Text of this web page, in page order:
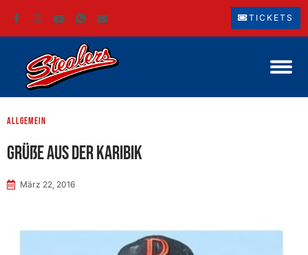
TICKETS
Allgemein
Grüße aus der Karibik
März 22, 2016